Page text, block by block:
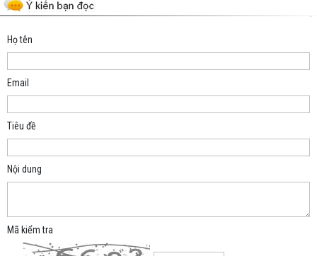
Họ tên
Email
Tiêu đề
Nội dung
Mã kiểm tra